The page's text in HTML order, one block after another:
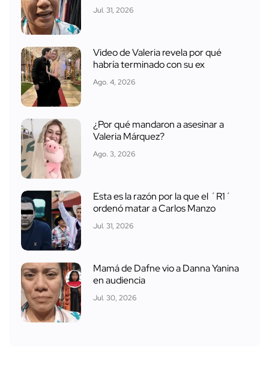
Jul. 31, 2026
Video de Valeria revela por qué
habría terminado con su ex
Ago. 4, 2026
¿Por qué mandaron a asesinar a
Valeria Márquez?
Ago. 3, 2026
Esta es la razón por la que el ´R1´
ordenó matar a Carlos Manzo
Jul. 31, 2026
Mamá de Dafne vio a Danna Yanina
en audiencia
Jul. 30, 2026